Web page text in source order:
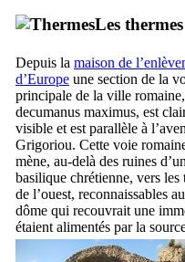
Les
Depuis la maison de
d’Europe une section de la
principale de la ville
decumanus maximus, est
visible et est parallèle à
Grigoriou. Cette voie
mène, au-delà des ruines
basilique chrétienne, vers les
de l’ouest, reconnaissables
dôme qui recouvrait une
étaient alimentés par la